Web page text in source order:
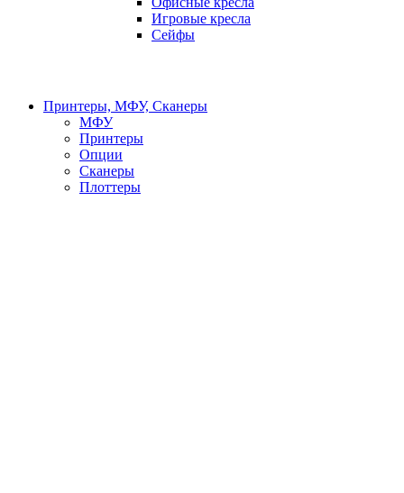
Игровые кресла
Сейфы
Принтеры, МФУ, Сканеры
МФУ
Принтеры
Опции
Сканеры
Плоттеры